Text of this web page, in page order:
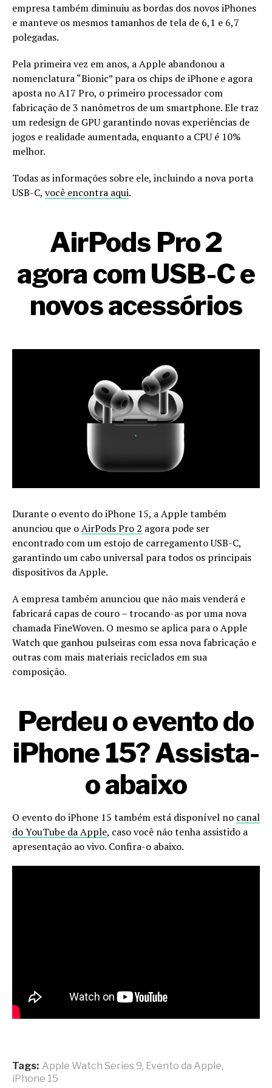
empresa também diminuiu as bordas dos novos iPhones
e manteve os mesmos tamanhos de tela de 6,1 e 6,7
polegadas.
Pela primeira vez em anos, a Apple abandonou a
nomenclatura “Bionic” para os chips de iPhone e agora
aposta no A17 Pro, o primeiro processador com
fabricação de 3 nanômetros de um smartphone. Ele traz
um redesign de GPU garantindo novas experiências de
jogos e realidade aumentada, enquanto a CPU é 10%
melhor.
Todas as informações sobre ele, incluindo a nova porta
USB-C, você encontra aqui.
AirPods Pro 2
agora com USB-C e
novos acessórios
Durante o evento do iPhone 15, a Apple também
anunciou que oAirPods Pro 2 agora pode ser
encontrado com um estojo de carregamento USB-C,
garantindo um cabo universal para todos os principais
dispositivos da Apple.
A empresa também anunciou que não mais venderá e
fabricará capas de couro – trocando-as por uma nova
chamada FineWoven. O mesmo se aplica para o Apple
Watch que ganhou pulseiras com essa nova fabricação e
outras com mais materiais reciclados em sua
composição.
Perdeu o evento do
iPhone 15? Assista-
o abaixo
O evento do iPhone 15 também está disponível no canal
do YouTube da Apple, caso você não tenha assistido a
apresentação ao vivo. Confira-o abaixo.
Tags: Apple Watch Series 9, Evento da Apple,
iPhone 15